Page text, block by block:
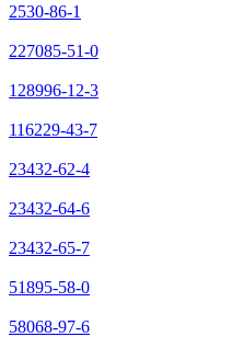
2530-86-1
227085-51-0
128996-12-3
116229-43-7
23432-62-4
23432-64-6
23432-65-7
51895-58-0
58068-97-6